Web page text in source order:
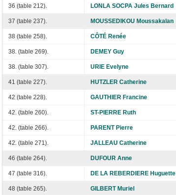
36 (table 212). LONLA SOCPA Jules Bernard
37 (table 237). MOUSSEDIKOU Moussakalan
38 (table 258). CÔTÉ Renée
38. (table 269). DEMEY Guy
38. (table 307). URIE Evelyne
41 (table 227). HUTZLER Catherine
42 (table 228). GAUTHIER Francine
42. (table 260). ST-PIERRE Ruth
42. (table 266). PARENT Pierre
42. (table 271). JALLEAU Catherine
46 (table 264). DUFOUR Anne
47 (table 316). DE LA REBERDIERE Huguette
48 (table 265). GILBERT Muriel